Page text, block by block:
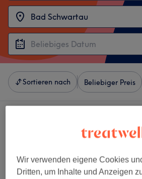
Sortieren nach Beliebiger Preis
Wir verwenden eigene Cookies
Dritten, um Inhalte und Anzeigen